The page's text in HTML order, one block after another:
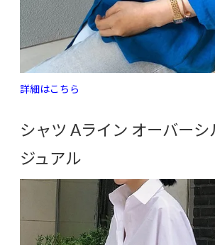
詳細はこちら
シャツ Aライン オーバーシ
ジュアル